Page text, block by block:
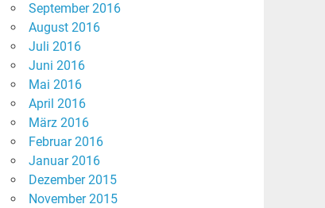
September 2016
August 2016
Juli 2016
Juni 2016
Mai 2016
April 2016
März 2016
Februar 2016
Januar 2016
Dezember 2015
November 2015